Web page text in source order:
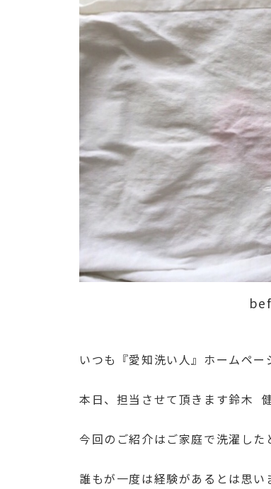
いつも『愛知洗い人』ホームペー
本日、担当させて頂きます鈴木 健
今回のご紹介はご家庭で洗濯した
誰もが一度は経験があるとは思